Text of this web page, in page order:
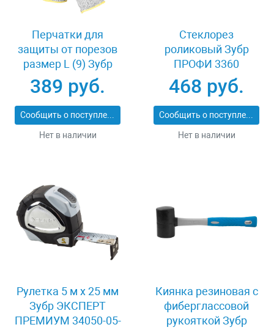
Перчатки для
защиты от порезов
размер L (9) Зубр
11277-L
389 руб.
Сообщить о поступлении
Нет в наличии
Стеклорез
роликовый Зубр
ПРОФИ 3360
468 руб.
Сообщить о поступлении
Нет в наличии
Рулетка 5 м x 25 мм
Зубр ЭКСПЕРТ
ПРЕМИУМ 34050-05-
Киянка резиновая с
фиберглассовой
рукояткой Зубр